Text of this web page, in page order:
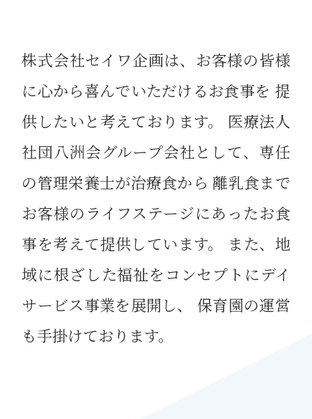
株式会社セイワ企画は、お客様の皆様
に心から喜んでいただけるお食事を 提
供したいと考えております。
医療法人
社団八洲会グループ会社として、専任
の管理栄養士が治療食から 離乳食まで
お客様のライフステージにあったお食
事を考えて提供しています。
また、地
域に根ざした福祉をコンセプトにデイ
サービス事業を展開し、
保育園の運営
も手掛けております。